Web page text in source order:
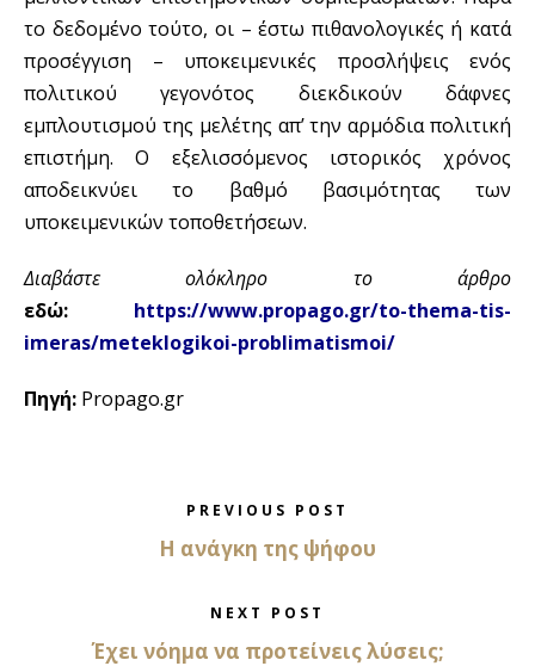
το δεδομένο τούτο, οι – έστω πιθανολογικές ή κατά
προσέγγιση – υποκειμενικές προσλήψεις ενός
πολιτικού γεγονότος διεκδικούν δάφνες
εμπλουτισμού της μελέτης απ’ την αρμόδια πολιτική
επιστήμη. Ο εξελισσόμενος ιστορικός χρόνος
αποδεικνύει το βαθμό βασιμότητας των
υποκειμενικών τοποθετήσεων.
Διαβάστε ολόκληρο το άρθρο
εδώ: https://www.propago.gr/to-thema-tis-
imeras/meteklogikoi-problimatismoi/
Πηγή: Propago.gr
PREVIOUS POST
Η ανάγκη της ψήφου
NEXT POST
Έχει νόημα να προτείνεις λύσεις;